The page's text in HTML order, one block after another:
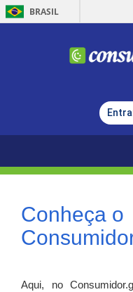
BRASIL
Conheça o
Aqui, no